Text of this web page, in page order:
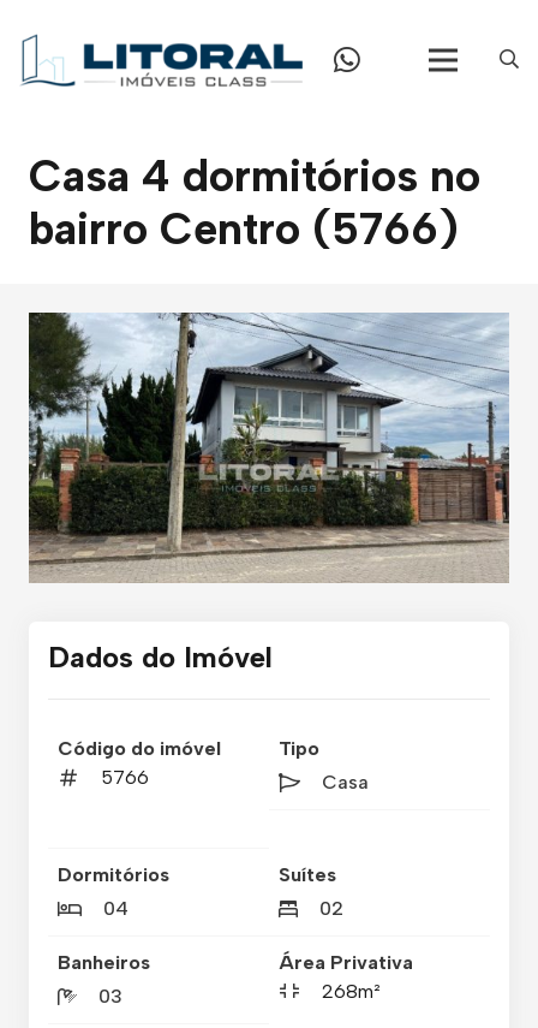
Casa 4 dormitórios no
bairro Centro (5766)
Dados do Imóvel
Código do imóvel
5766
Tipo
Casa
Dormitórios
04
Suítes
02
Banheiros
03
Área Privativa
268m²